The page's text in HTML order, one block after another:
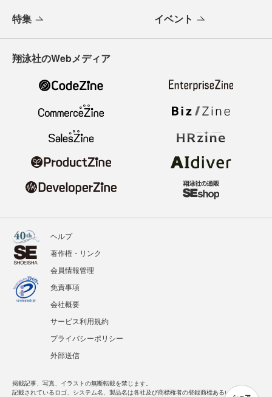
特集 イベント
翔泳社のWebメディア
ヘルプ
著作権・リンク
会員情報管理
免責事項
会社概要
サービス利用規約
プライバシーポリシー
外部送信
掲載記事、写真、イラストの無断転載を禁じます。
記載されているロゴ、システム名、製品名は各社及び商標権者の登録商標あるいは商標で